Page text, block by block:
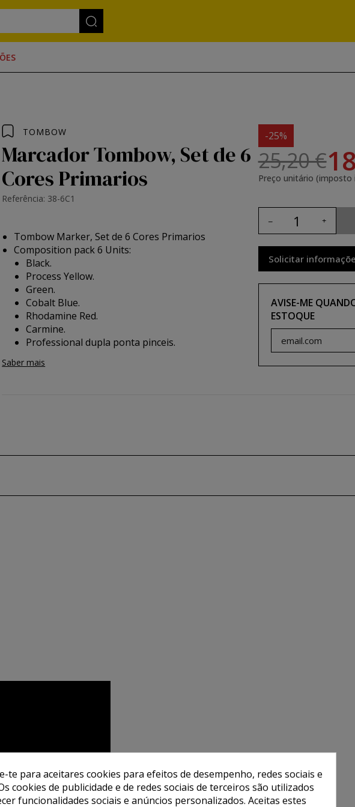
TOMBOW
Marcador Tombow, Set de 6
Cores Primarios
Referência: 38-6C1
Tombow Marker, Set de 6 Cores Primarios
Composition pack 6 Units:
Black.
Process Yellow.
Green.
Cobalt Blue.
Rhodamine Red.
Carmine.
Professional dupla ponta pinceis.
Saber mais
-25%
25,20 €
Preço unitário (imposto
Solicitar
AVISE-ME
ESTOQUE
te para aceitares cookies para efeitos de desempenho, redes sociais e
cookies de publicidade e de redes sociais de terceiros são utilizados
funcionalidades sociais e anúncios personalizados. Aceitas estes